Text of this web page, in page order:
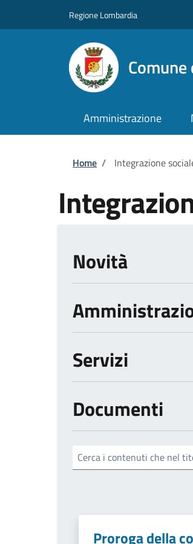
Regione Lombardia
Amministrazione
Briciole di
Home / Integrazione
Novità
Servizi
Documenti
Cerca i contenuti che nel
Proroga della